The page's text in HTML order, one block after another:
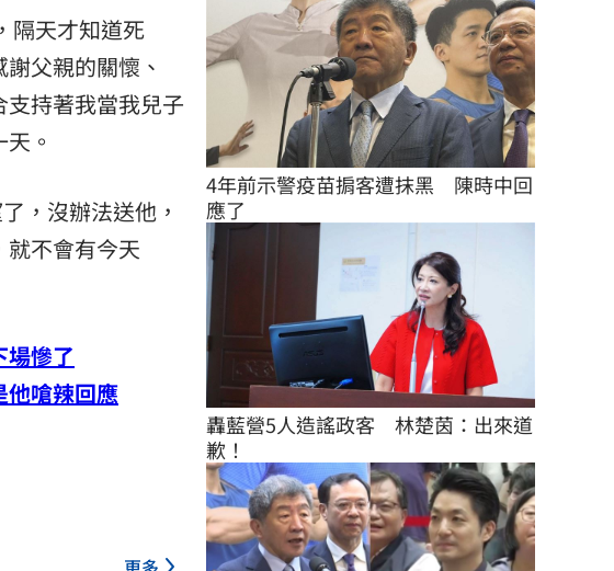
隔天才知道死
父親的關懷、
支持著我當我兒子
。
，沒辦法送他，
不會有今天
慘了
嗆辣回應
4年前示警疫苗掮客遭抹黑　陳時中回
應了
轟藍營5人造謠政客　林楚茵：出來道
歉！